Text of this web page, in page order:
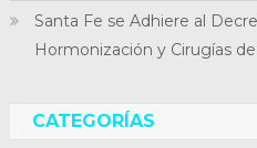
Santa Fe se Adhiere al
Hormonización y Cirugías
CATEGORÍAS